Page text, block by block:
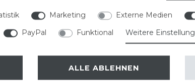
empfiehlt DeNiro das Anziehen
einem Stiefelknecht, damit das
Marketing Externe Medien
PayPal
Funktional Weitere
ALLE ABLEHNEN